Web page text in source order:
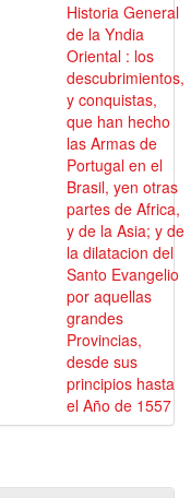
Historia General
de la Yndia
Oriental : los
descubrimientos,
y conquistas,
que han hecho
las Armas de
Portugal en el
Brasil, yen otras
partes de Africa,
y de la Asia; y de
la dilatacion del
Santo Evangelio
por aquellas
grandes
Provincias,
desde sus
principios hasta
el Año de 1557